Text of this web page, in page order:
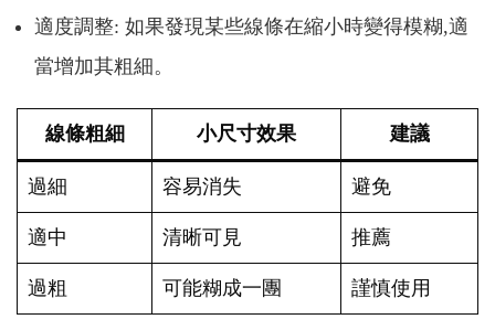
適度調整: 如果發現某些線條在縮小時變得模糊,適
當增加其粗細。
線條粗細 小尺寸效果 建議
過細 容易消失 避免
適中 清晰可見 推薦
過粗 可能糊成一團 謹慎使用